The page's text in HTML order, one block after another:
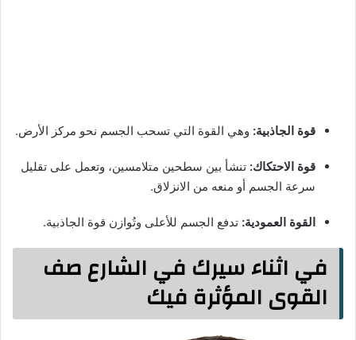
قوة الجاذبية: وهي القوة التي تسحب الجسم نحو مركز الأرض.
قوة الاحتكاك: تنشأ بين سطحين متلامسين، وتعمل على تقليل
سرعة الجسم أو منعه من الانزلاق.
القوة العمودية: تدفع الجسم للأعلى وتُوازن قوة الجاذبية.
في اثناء سيرك في الشارع صف
القوى المؤثرة فيك